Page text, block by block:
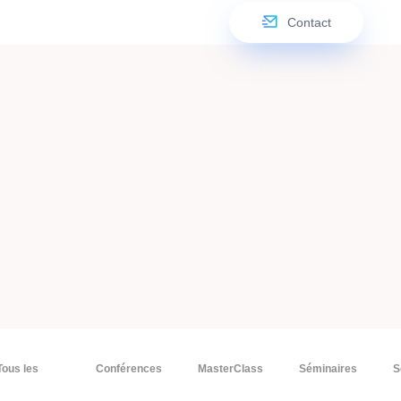
Contact
les Conférences MasterClass Séminaires